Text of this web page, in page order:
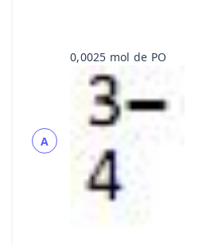
A
0,0025 mol de PO